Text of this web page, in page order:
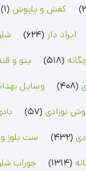
سرهمی دخترانهست بلوز
کفش و پاپوش (1)
ایراد دار (624)
(518) پتو و
(408) وسایل
نوزادی (57)
(432) ست بلوز و
(1314) جوراب